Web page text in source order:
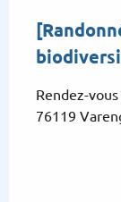
Rendez-
76119